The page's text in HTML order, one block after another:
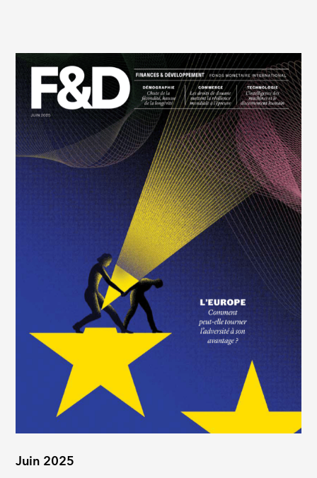
Juin 2025